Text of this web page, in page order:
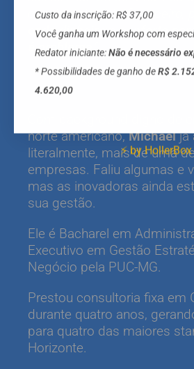
constrangimento financeiro,
onde dinheiro e conforto
é problema.”
norte americano,Michaeljá
literalmente, mais de uma
empresas. Faliu algumas e
mas as inovadoras ainda
sua gestão.
Ele é Bacharel em
Executivo em Gestão
Negócio pela PUC-MG.
Prestou consultoria fixa em
durante quatro anos,
para quatro das maiores
Horizonte.
Custo da inscrição: R$ 37,00
Você ganha um Workshop com
Redator iniciante:Não é necessário
* Possibilidades de ganho deR$
4.620,00
⚡ by HollerBox